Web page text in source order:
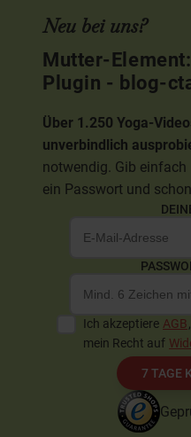
Neu bei uns?
Mutter-
Plugin - blog-
Über 1.250 Yoga-
unverbindlich
notwendig. Gib einfach
ein Passwort und
Ich akzeptiere AGB
mein Recht auf
7 TAGE